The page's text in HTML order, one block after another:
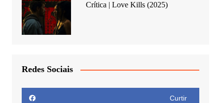
Crítica | Love Kills (2025)
Redes Sociais
Curtir